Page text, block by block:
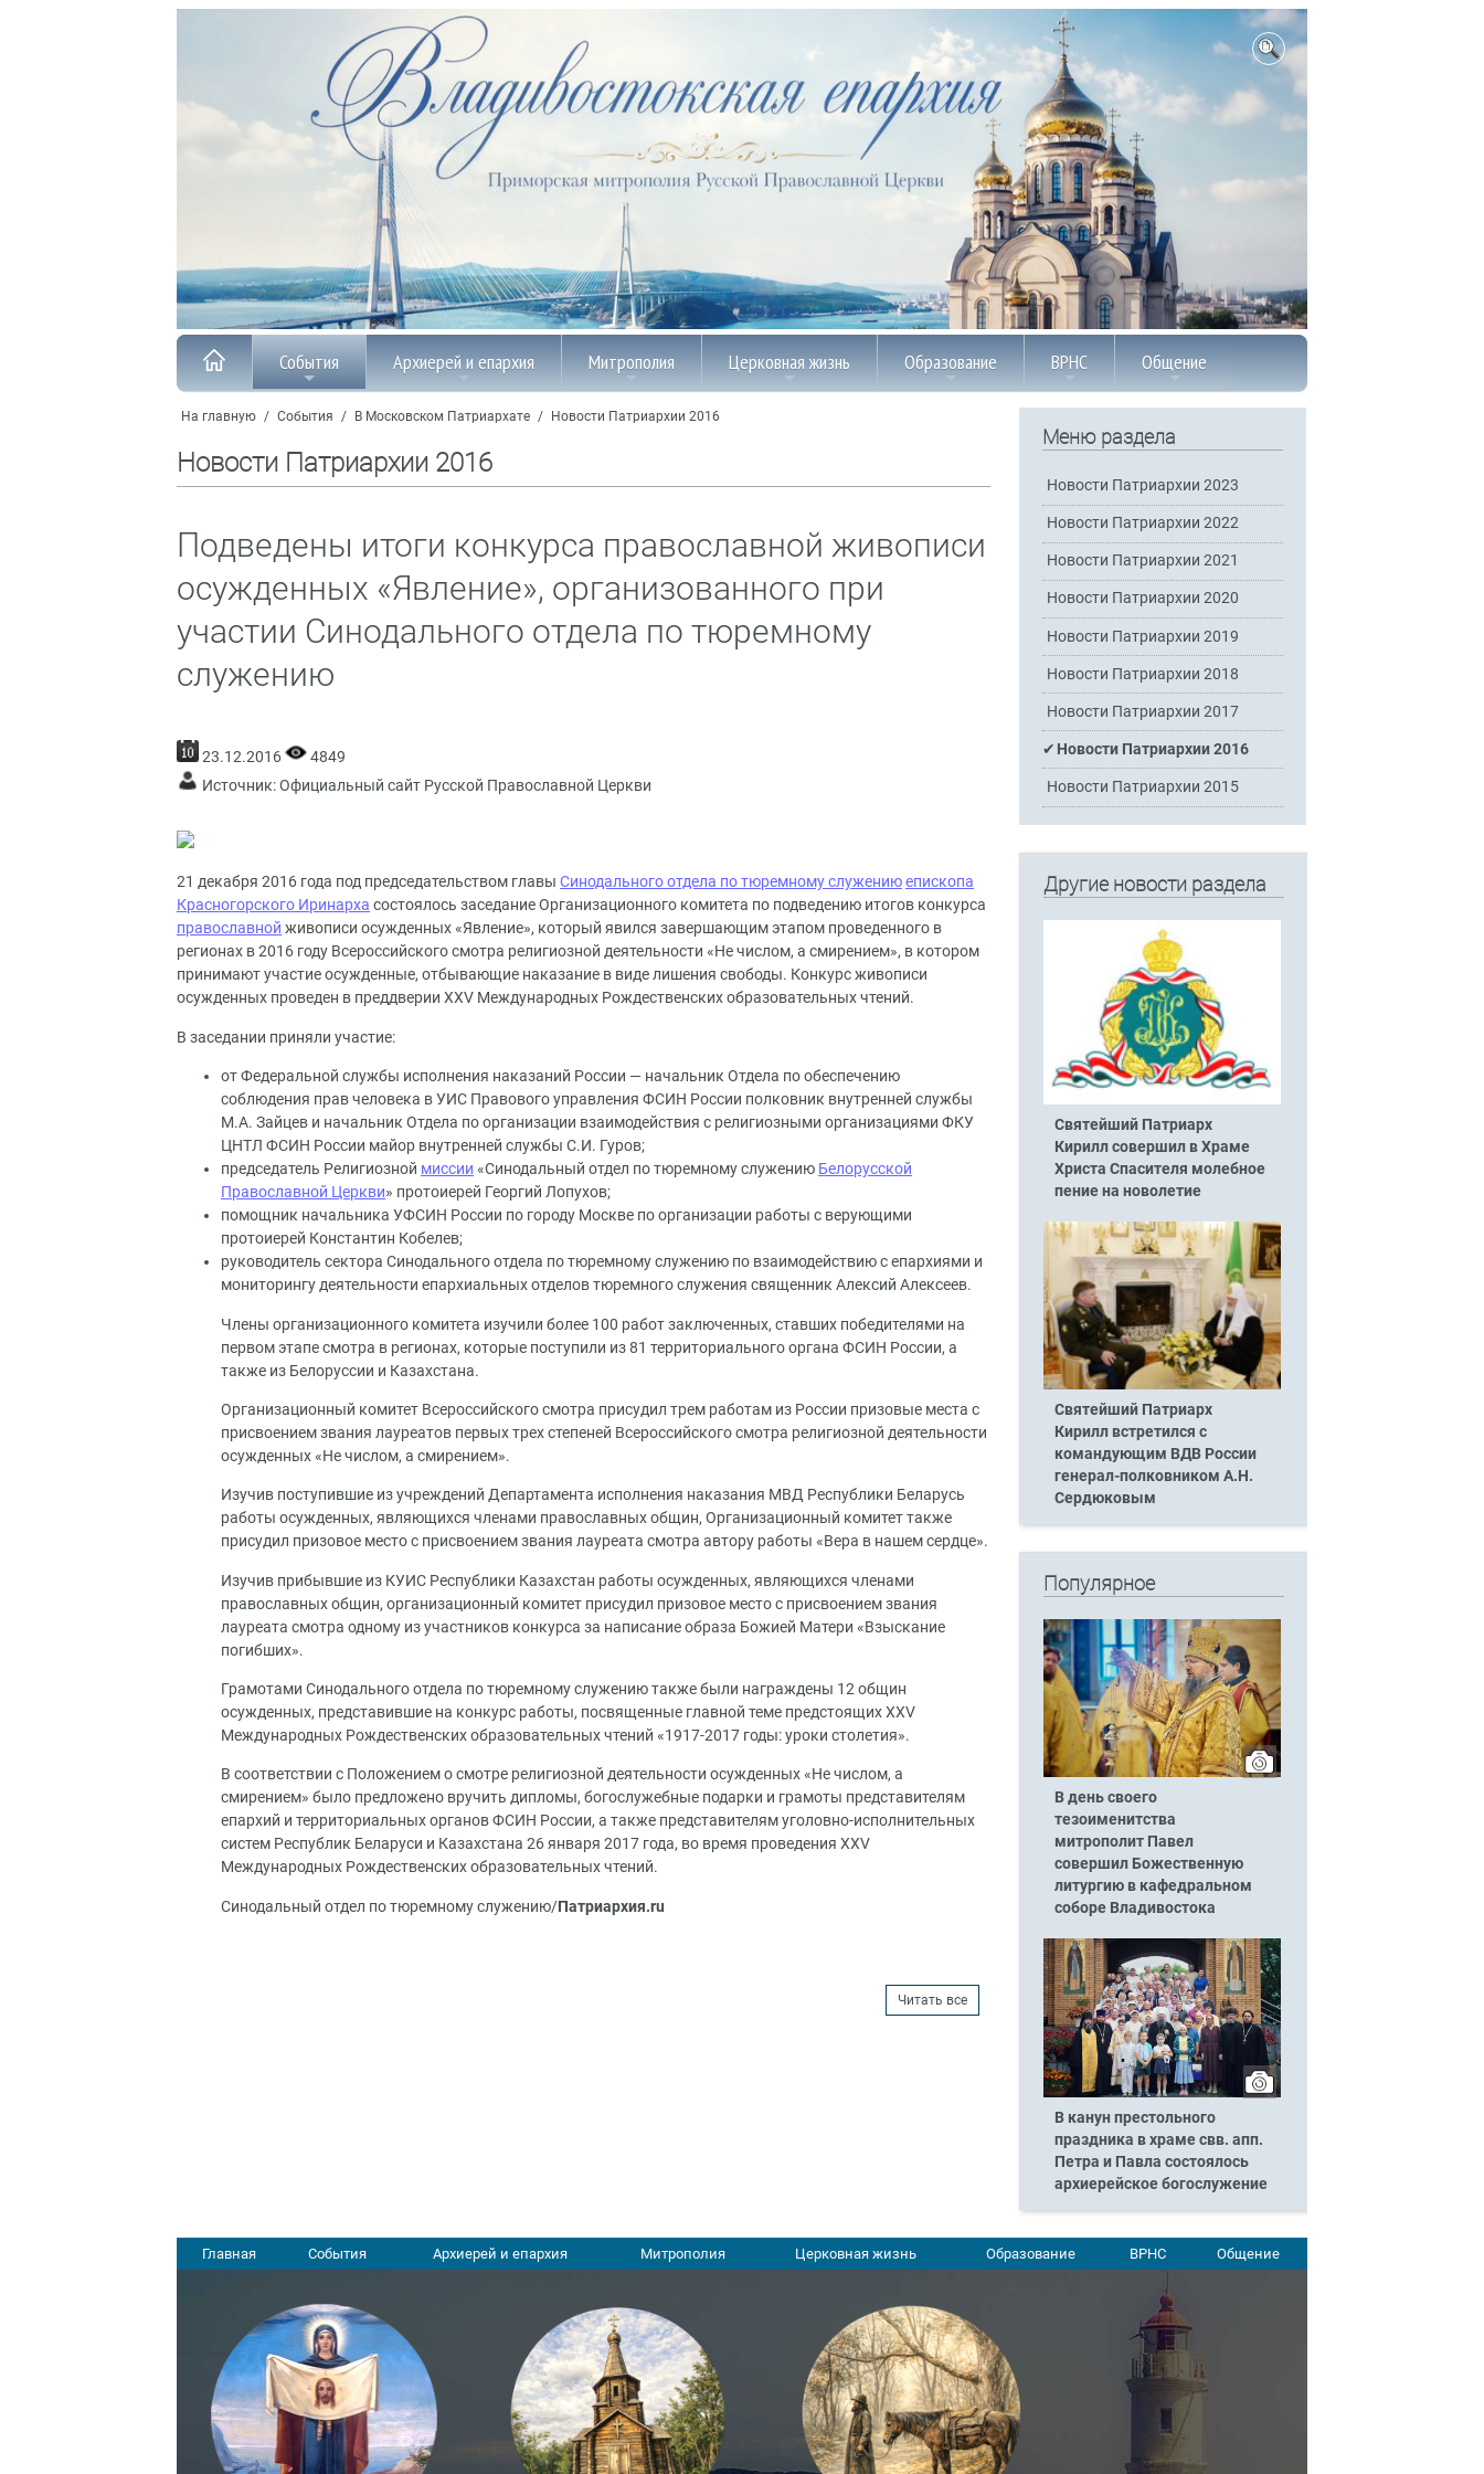
События Архиерей и епархия Митрополия Церковная жизнь Образование ВРНС Общение
На главную / События / В Московском Патриархате / Новости Патриархии 2016
Новости Патриархии 2016
Подведены итоги конкурса православной живописи
осужденных «Явление», организованного при
участии Синодального отдела по тюремному
служению
23.12.2016
4849
Источник:Официальный сайт Русской Православной Церкви
21 декабря 2016 года под председательством главы Синодального отдела по тюремному служениюепископа
Красногорского Иринарха состоялось заседание Организационного комитета по подведению итогов конкурса
православной живописи осужденных «Явление», который явился завершающим этапом проведенного в
регионах в 2016 году Всероссийского смотра религиозной деятельности «Не числом, а смирением», в котором
принимают участие осужденные, отбывающие наказание в виде лишения свободы. Конкурс живописи
осужденных проведен в преддверии XXV Международных Рождественских образовательных чтений.
В заседании приняли участие:
от Федеральной службы исполнения наказаний России — начальник Отдела по обеспечению
соблюдения прав человека в УИС Правового управления ФСИН России полковник внутренней службы
М.А. Зайцев и начальник Отдела по организации взаимодействия с религиозными организациями ФКУ
ЦНТЛ ФСИН России майор внутренней службы С.И. Гуров;
председатель Религиозной миссии «Синодальный отдел по тюремному служению Белорусской
Православной Церкви» протоиерей Георгий Лопухов;
помощник начальника УФСИН России по городу Москве по организации работы с верующими
протоиерей Константин Кобелев;
руководитель сектора Синодального отдела по тюремному служению по взаимодействию с епархиями и
мониторингу деятельности епархиальных отделов тюремного служения священник Алексий Алексеев.
Члены организационного комитета изучили более 100 работ заключенных, ставших победителями на
первом этапе смотра в регионах, которые поступили из 81 территориального органа ФСИН России, а
также из Белоруссии и Казахстана.
Организационный комитет Всероссийского смотра присудил трем работам из России призовые места с
присвоением звания лауреатов первых трех степеней Всероссийского смотра религиозной деятельности
осужденных «Не числом, а смирением».
Изучив поступившие из учреждений Департамента исполнения наказания МВД Республики Беларусь
работы осужденных, являющихся членами православных общин, Организационный комитет также
присудил призовое место с присвоением звания лауреата смотра автору работы «Вера в нашем сердце».
Изучив прибывшие из КУИС Республики Казахстан работы осужденных, являющихся членами
православных общин, организационный комитет присудил призовое место с присвоением звания
лауреата смотра одному из участников конкурса за написание образа Божией Матери «Взыскание
погибших».
Грамотами Синодального отдела по тюремному служению также были награждены 12 общин
осужденных, представившие на конкурс работы, посвященные главной теме предстоящих XXV
Международных Рождественских образовательных чтений «1917-2017 годы: уроки столетия».
В соответствии с Положением о смотре религиозной деятельности осужденных «Не числом, а
смирением» было предложено вручить дипломы, богослужебные подарки и грамоты представителям
епархий и территориальных органов ФСИН России, а также представителям уголовно-исполнительных
систем Республик Беларуси и Казахстана 26 января 2017 года, во время проведения XXV
Международных Рождественских образовательных чтений.
Синодальный отдел по тюремному служению/Патриархия.ru
Читать все
Меню раздела
Новости Патриархии 2023
Новости Патриархии 2022
Новости Патриархии 2021
Новости Патриархии 2020
Новости Патриархии 2019
Новости Патриархии 2018
Новости Патриархии 2017
Новости Патриархии 2016
Новости Патриархии 2015
Другие новости раздела
Святейший Патриарх
Кирилл совершил в Храме
Христа Спасителя молебное
пение на новолетие
Святейший Патриарх
Кирилл встретился с
командующим ВДВ России
генерал-полковником А.Н.
Сердюковым
Популярное
В день своего
тезоименитства
митрополит Павел
совершил Божественную
литургию в кафедральном
соборе Владивостока
В канун престольного
праздника в храме свв. апп.
Петра и Павла состоялось
архиерейское богослужение
Главная События Архиерей и епархия Митрополия Церковная жизнь Образование ВРНС Общение